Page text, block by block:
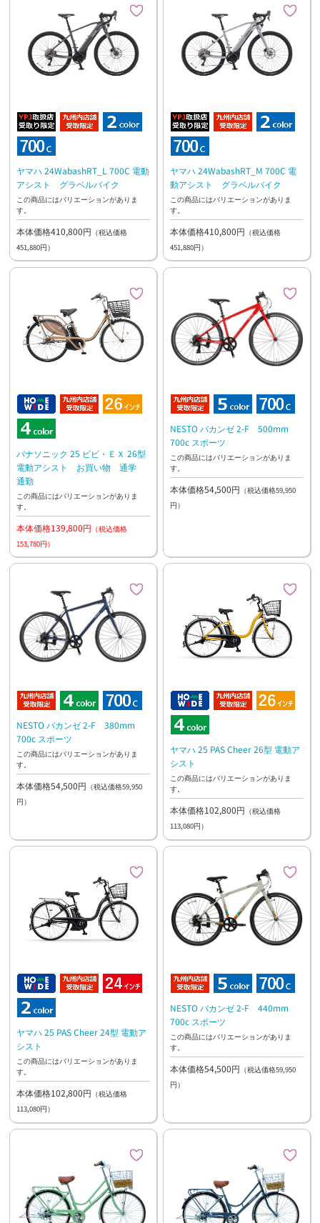
ヤマハ 24WabashRT_L 700C 電動
アシスト グラベルバイク
この商品にはバリエーションがありま
す。
本体価格410,800円 （税込価格
451,880円）
ヤマハ 24WabashRT_M 700C 電
動アシスト グラベルバイク
この商品にはバリエーションがありま
す。
本体価格410,800円 （税込価格
451,880円）
パナソニック 25 ビビ・ＥＸ 26型
電動アシスト お買い物 通学
通勤
この商品にはバリエーションがありま
す。
本体価格139,800円 （税込価格
153,780円）
NESTO バカンゼ 2-F 500mm
700c スポーツ
この商品にはバリエーションがありま
す。
本体価格54,500円 （税込価格59,950
円）
NESTO バカンゼ 2-F 380mm
700c スポーツ
この商品にはバリエーションがありま
す。
本体価格54,500円 （税込価格59,950
円）
ヤマハ 25 PAS Cheer 26型 電動ア
シスト
この商品にはバリエーションがありま
す。
本体価格102,800円 （税込価格
113,080円）
ヤマハ 25 PAS Cheer 24型 電動ア
シスト
この商品にはバリエーションがありま
す。
本体価格102,800円 （税込価格
113,080円）
NESTO バカンゼ 2-F 440mm
700c スポーツ
この商品にはバリエーションがありま
す。
本体価格54,500円 （税込価格59,950
円）